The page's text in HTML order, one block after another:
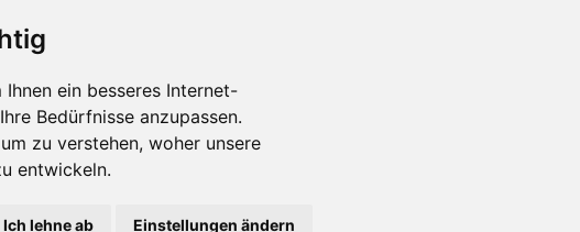
ein besseres Internet-
Bedürfnisse anzupassen.
zu verstehen, woher unsere
entwickeln.
Ich lehne ab Einstellungen ändern
Es gibt uns auch in